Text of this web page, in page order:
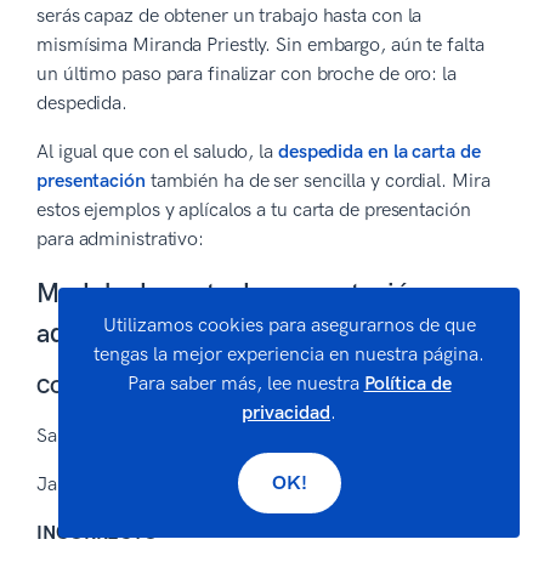
serás capaz de obtener un trabajo hasta con la
mismísima Miranda Priestly. Sin embargo, aún te falta
un último paso para finalizar con broche de oro: la
despedida.
Al igual que con el saludo, la despedida en la carta de
presentación también ha de ser sencilla y cordial. Mira
estos ejemplos y aplícalos a tu carta de presentación
para administrativo:
Modelo de carta de presentación para
administrativo – Despedida
CORRECTO
Saludos cordiales,
Jaime Bustamante
INCORRECTO
Utilizamos cookies para asegurarnos de que
tengas la mejor experiencia en nuestra página.
Para saber más, lee nuestra Política de
privacidad.
OK!